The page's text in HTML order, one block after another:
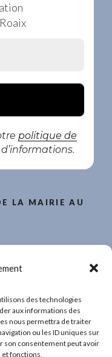
des technologies
aux informations des
nous permettra de traiter
ou les ID uniques sur
son consentement peut avoir
fonctions.
politique de
LA MAIRIE AU
13 h 00 à 17 h 00.
DANS